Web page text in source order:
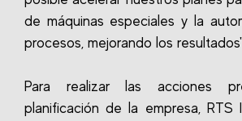
de máquinas especiales y la
procesos, mejorando los
Para realizar las acciones
planificación de la empresa, RTS